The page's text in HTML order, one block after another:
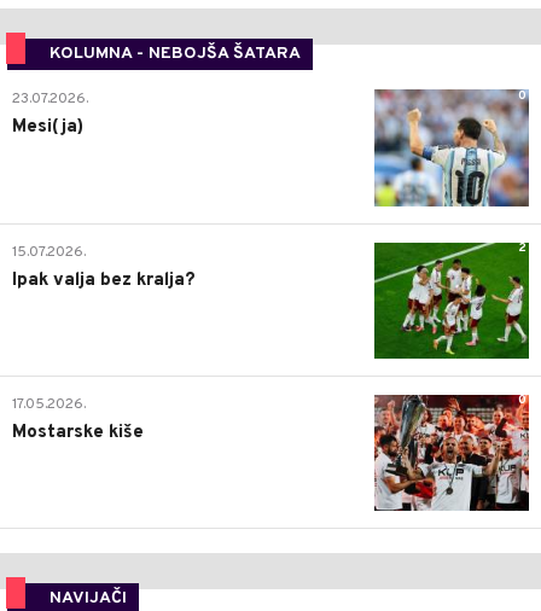
KOLUMNA - NEBOJŠA ŠATARA
0
23.07.2026.
Mesi(ja)
2
15.07.2026.
Ipak valja bez kralja?
0
17.05.2026.
Mostarske kiše
NAVIJAČI